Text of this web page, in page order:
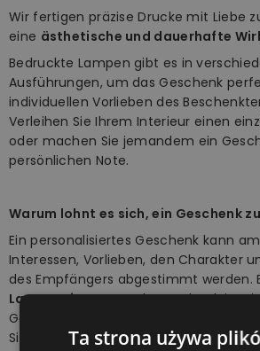
Wir fertigen präzise Drucke mit Liebe
eine ästhetische und dauerhafte
Bedruckte Lampen gibt es in
Ausführungen, um das Geschenk
individuellen Vorlieben des
Verleihen Sie Ihrem Interieur einen
oder machen Sie jemandem ein
persönlichen Note.
Warum lohnt es sich, ein Geschenk
Ein personalisiertes Geschenk kann
Interessen, Vorlieben, den Charakter
des Empfängers abgestimmt werden.
Lampe mit Namenals Geschenk ist
Gelegenheit, einen geliebten
Sie werden ihr mit Sicherheit ein
Ta strona używa